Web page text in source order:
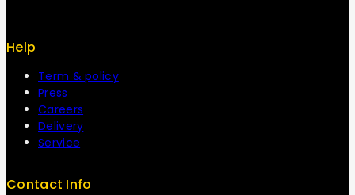
Help
Term & policy
Press
Careers
Delivery
Service
Contact Info